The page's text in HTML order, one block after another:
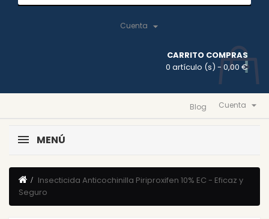
Cuenta 
CARRITO COMPRAS
0 artículo (s) - 0,00 €
Cuenta 
Blog
MENÚ
Insecticida Anticochinilla Piriproxifen 10% EC - Eficaz y
Seguro